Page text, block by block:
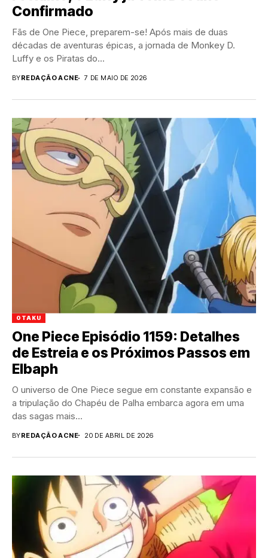
Confirmado
Fãs de One Piece, preparem-se! Após mais de duas
décadas de aventuras épicas, a jornada de Monkey D.
Luffy e os Piratas do...
BYREDAÇÃO ACNE 7 DE MAIO DE 2026
OTAKU
One Piece Episódio 1159: Detalhes
de Estreia e os Próximos Passos em
Elbaph
O universo de One Piece segue em constante expansão e
a tripulação do Chapéu de Palha embarca agora em uma
das sagas mais...
BYREDAÇÃO ACNE 20 DE ABRIL DE 2026